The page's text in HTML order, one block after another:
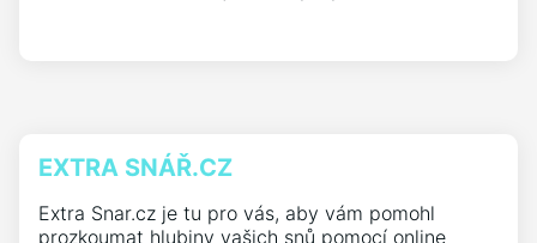
EXTRA SNÁŘ.CZ
Extra Snar.cz je tu pro vás, aby vám pomohl
prozkoumat hlubiny vašich snů pomocí online